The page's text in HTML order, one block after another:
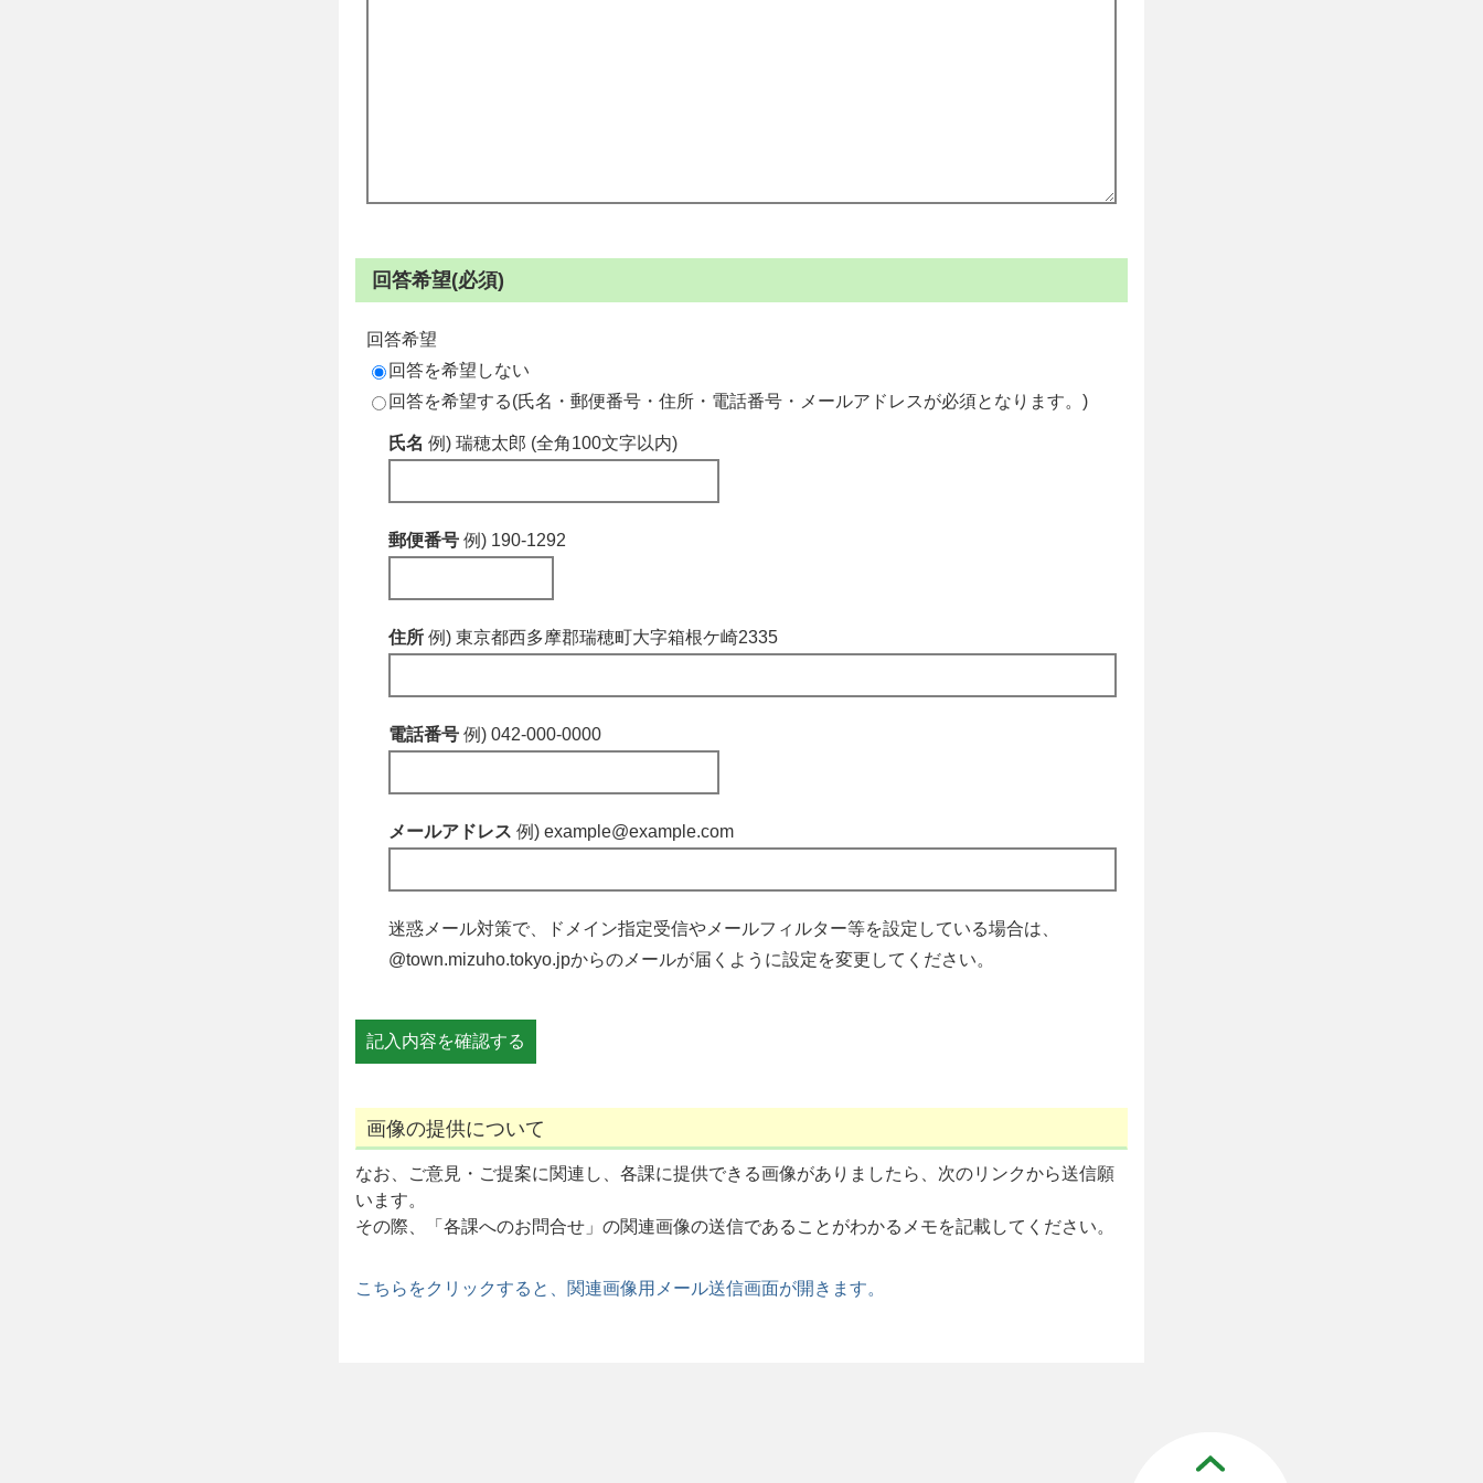
回答希望(必須)
回答希望
回答を希望しない
回答を希望する(氏名・郵便番号・住所・電話番号・メールアドレスが必須となります。)
氏名 例) 瑞穂太郎 (全角100文字以内)
郵便番号 例) 190-1292
住所 例) 東京都西多摩郡瑞穂町大字箱根ケ崎2335
電話番号 例) 042-000-0000
メールアドレス 例) example@example.com
迷惑メール対策で、ドメイン指定受信やメールフィルター等を設定している場合は、
@town.mizuho.tokyo.jpからのメールが届くように設定を変更してください。
画像の提供について
なお、ご意見・ご提案に関連し、各課に提供できる画像がありましたら、次のリンクから送信願
います。
その際、「各課へのお問合せ」の関連画像の送信であることがわかるメモを記載してください。
こちらをクリックすると、関連画像用メール送信画面が開きます。